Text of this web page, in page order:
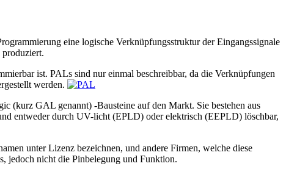
eine logische Verknüpfungsstruktur der Eingangssignale
ist. PALs sind nur einmal beschreibbar, da die Verknüpfungen
werden.
(kurz GAL genannt) -Bausteine auf den Markt. Sie bestehen aus
entweder durch UV-licht (EPLD) oder elektrisch (EEPLD) löschbar,
unter Lizenz bezeichnen, und andere Firmen, welche diese
jedoch nicht die Pinbelegung und Funktion.